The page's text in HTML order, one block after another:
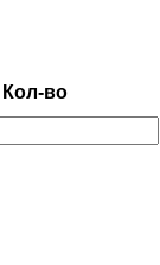
Кол-во